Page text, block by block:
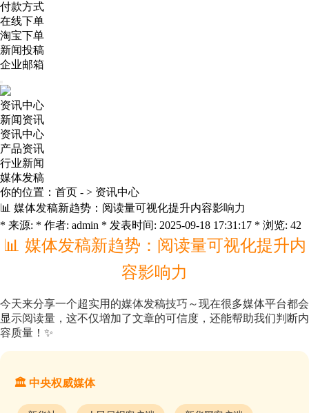
付款方式
在线下单
淘宝下单
新闻投稿
企业邮箱
资讯中心
新闻资讯
资讯中心
产品资讯
行业新闻
媒体发稿
你的位置： 首页 - > 资讯中心
📊 媒体发稿新趋势：阅读量可视化提升内容影响力
* 来源: * 作者: admin * 发表时间: 2025-09-18 17:31:17 * 浏览: 42
📊 媒体发稿新趋势：阅读量可视化提升内
容影响力
今天来分享一个超实用的媒体发稿技巧～现在很多媒体平台都会
显示阅读量，这不仅增加了文章的可信度，还能帮助我们判断内
容质量！✨
🏛️ 中央权威媒体